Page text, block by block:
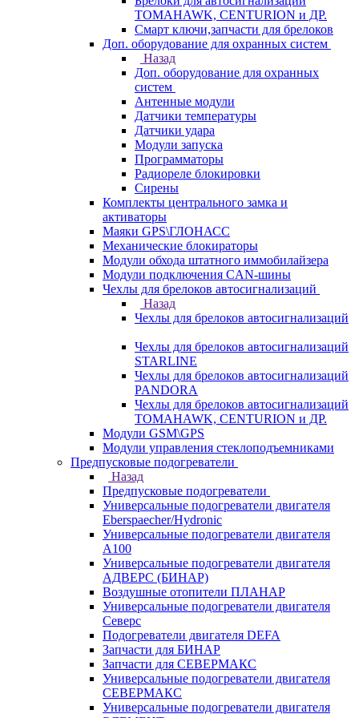
TOMAHAWK, CENTURION и ДР.
Смарт ключи,запчасти для брелоков
Доп. оборудование для охранных систем
Назад
Доп. оборудование для охранных
систем
Антенные модули
Датчики температуры
Датчики удара
Модули запуска
Программаторы
Радиореле блокировки
Сирены
Комплекты центрального замка и
активаторы
Маяки GPS\ГЛОНАСС
Механические блокираторы
Модули обхода штатного иммобилайзера
Модули подключения CAN-шины
Чехлы для брелоков автосигнализаций
Назад
Чехлы для брелоков автосигнализаций
Чехлы для брелоков автосигнализаций
STARLINE
Чехлы для брелоков автосигнализаций
PANDORA
Чехлы для брелоков автосигнализаций
TOMAHAWK, CENTURION и ДР.
Модули GSM\GPS
Модули управления стеклоподъемниками
Предпусковые подогреватели
Назад
Предпусковые подогреватели
Универсальные подогреватели двигателя
Eberspaecher/Hydronic
Универсальные подогреватели двигателя
A100
Универсальные подогреватели двигателя
АДВЕРС (БИНАР)
Воздушные отопители ПЛАНАР
Универсальные подогреватели двигателя
Северс
Подогреватели двигателя DEFA
Запчасти для БИНАР
Запчасти для СЕВЕРМАКС
Универсальные подогреватели двигателя
СЕВЕРМАКС
Универсальные подогреватели двигателя